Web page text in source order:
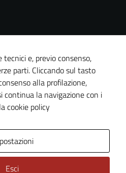
e, previo consenso,
parti. Cliccando sul tasto
alla profilazione,
continua la navigazione con i
cookie policy
Esci